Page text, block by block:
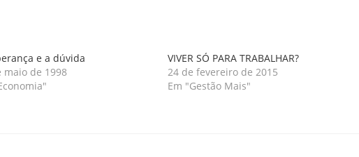
e a dúvida
maio de 1998
VIVER SÓ PARA TRABALHAR?
24 de fevereiro de 2015
Em "Gestão Mais"